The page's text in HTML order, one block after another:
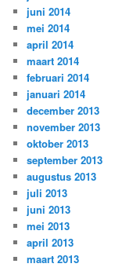
juni 2014
mei 2014
april 2014
maart 2014
februari 2014
januari 2014
december 2013
november 2013
oktober 2013
september 2013
augustus 2013
juli 2013
juni 2013
mei 2013
april 2013
maart 2013